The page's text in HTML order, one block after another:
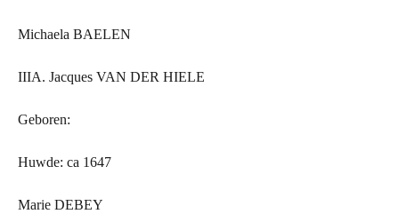
Michaela BAELEN
IIIA. Jacques VAN DER HIELE
Geboren:
Huwde: ca 1647
Marie DEBEY